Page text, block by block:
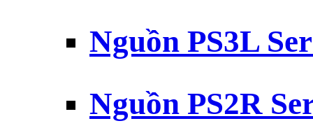
Nguồn PS3L
Nguồn PS2R